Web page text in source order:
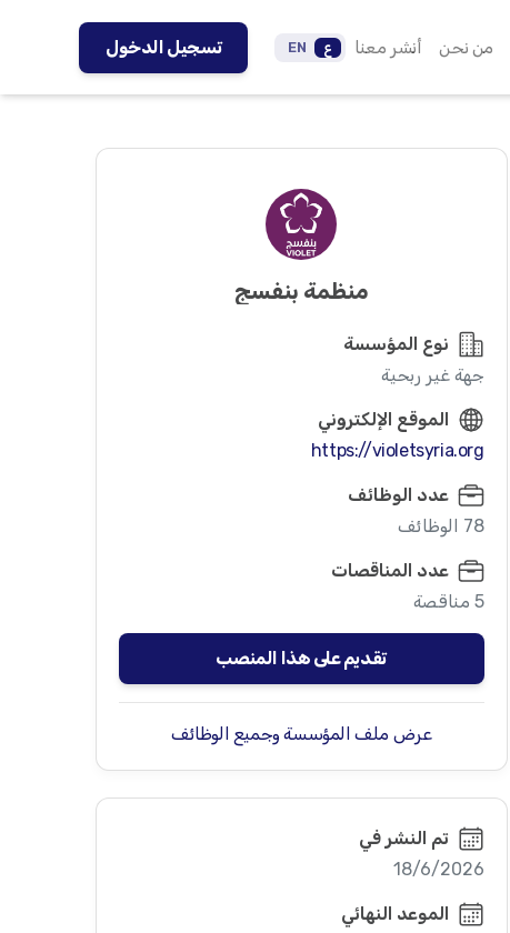
من نحن أنشر معنا ع EN تسجيل الدخول
منظمة بنفسج
نوع المؤسسة
جهة غير ربحية
الموقع الإلكتروني
https://violetsyria.org
عدد الوظائف
78 الوظائف
عدد المناقصات
5 مناقصة
تقديم على هذا المنصب
عرض ملف المؤسسة وجميع الوظائف
تم النشر في
18/6/2026
الموعد النهائي